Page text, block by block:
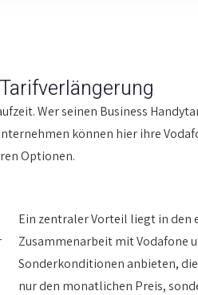
Wer seinen Business
können hier ihre
Optionen.
Ein zentraler Vorteil liegt in den
Zusammenarbeit mit Vodafone
Sonderkonditionen anbieten,
nur den monatlichen Preis,